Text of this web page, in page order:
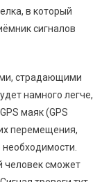
в который
сигналов
страдающими
намного легче,
маяк (GPS
перемещения,
человек сможет